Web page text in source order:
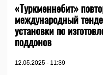
«Туркменнебит»
международный
установки по
поддонов
12.05.2025 - 11:39